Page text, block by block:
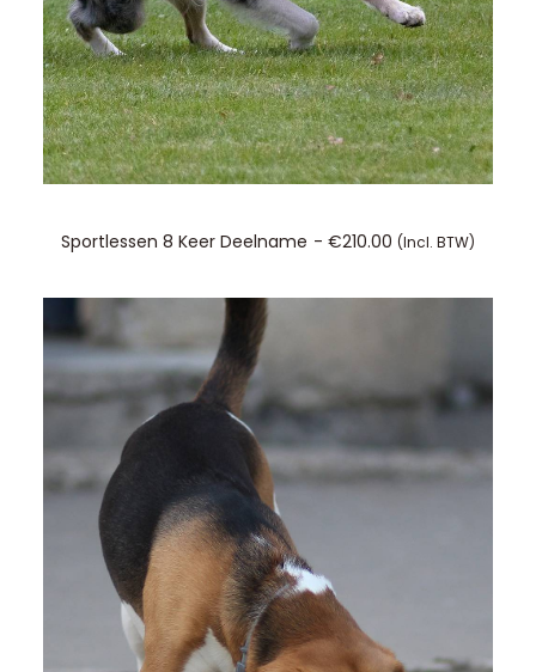
TOEVOEGEN AAN WINKELWAGEN
Sportlessen 8 Keer Deelname €210.00 (incl. BTW)